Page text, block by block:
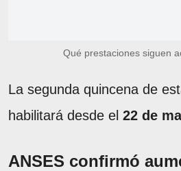
Qué prestaciones siguen
La segunda quincena de
habilitará desde el 22 de
ANSES confirmó